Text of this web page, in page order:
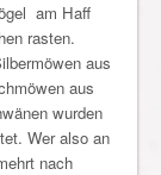
am Haff
rasten.
aus
aus
wurden
Wer also an
nach